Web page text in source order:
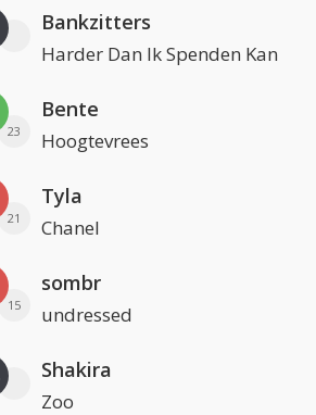
Bankzitters
Harder Dan Ik Spenden Kan
23
Bente
Hoogtevrees
21
Tyla
Chanel
15
sombr
undressed
Shakira
Zoo